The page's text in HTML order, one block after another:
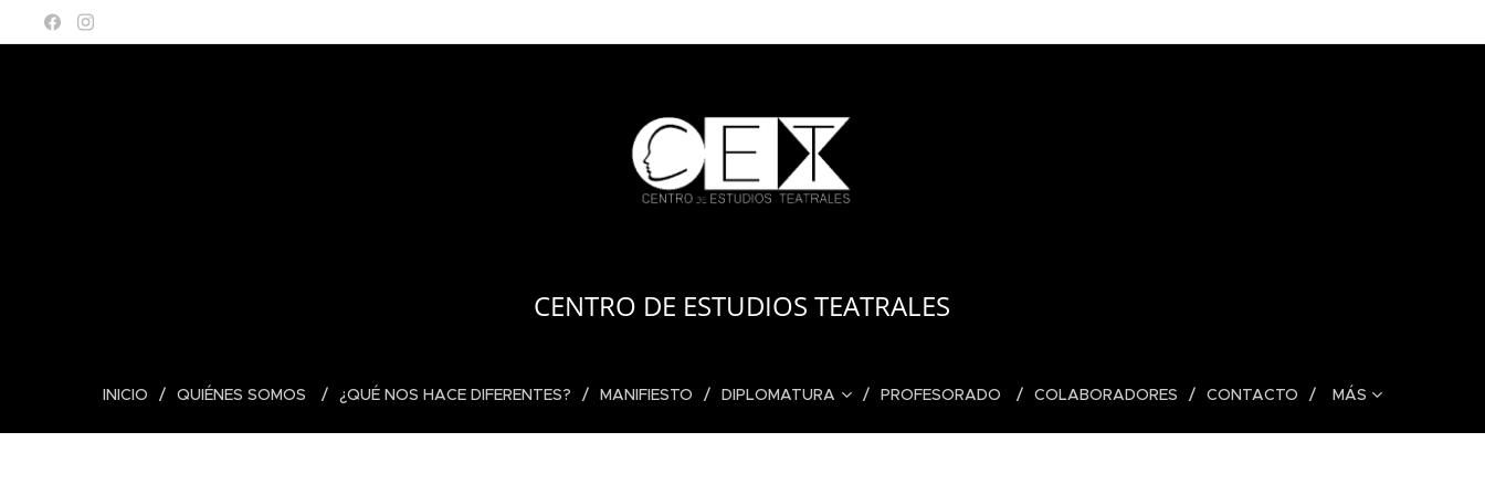
CENTRO DE ESTUDIOS TEATRALES
INICIO QUIÉNES SOMOS ¿QUÉ NOS HACE DIFERENTES? MANIFIESTO DIPLOMATURA PROFESORADO COLABORADORES CONTACTO MÁS